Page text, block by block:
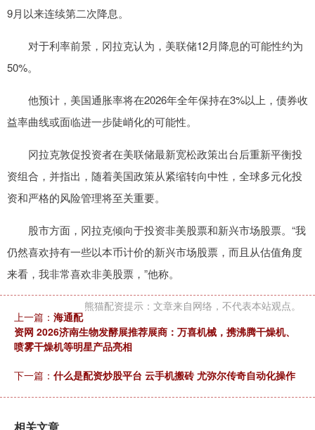
9月以来连续第二次降息。
对于利率前景，冈拉克认为，美联储12月降息的可能性约为
50%。
他预计，美国通胀率将在2026年全年保持在3%以上，债券收
益率曲线或面临进一步陡峭化的可能性。
冈拉克敦促投资者在美联储最新宽松政策出台后重新平衡投
资组合，并指出，随着美国政策从紧缩转向中性，全球多元化投
资和严格的风险管理将至关重要。
股市方面，冈拉克倾向于投资非美股票和新兴市场股票。“我
仍然喜欢持有一些以本币计价的新兴市场股票，而且从估值角度
来看，我非常喜欢非美股票，”他称。
熊猫配资提示：文章来自网络，不代表本站观点。
上一篇： 海通配
资网 2026济南生物发酵展推荐展商：万喜机械，携沸腾干燥机、
喷雾干燥机等明星产品亮相
下一篇： 什么是配资炒股平台 云手机搬砖 尤弥尔传奇自动化操作